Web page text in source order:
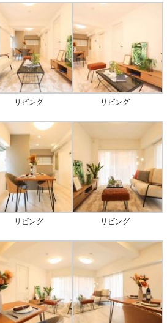
リビング リビング
リビング リビング